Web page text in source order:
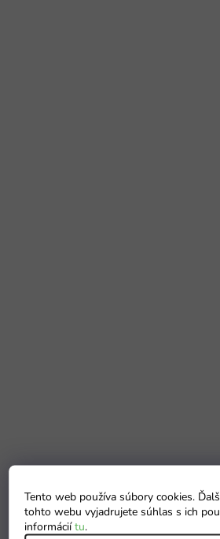
Tento web používa súbory cookies.
tohto webu vyjadrujete súhlas s ich
informáciítu.